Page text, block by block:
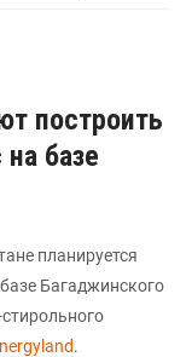
построить
базе
планируется
Багаджинского
.